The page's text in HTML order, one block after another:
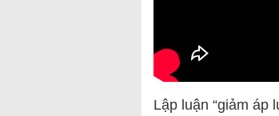
Lập luận “giảm áp